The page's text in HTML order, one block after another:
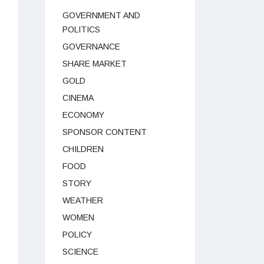
GOVERNMENT AND
POLITICS
GOVERNANCE
SHARE MARKET
GOLD
CINEMA
ECONOMY
SPONSOR CONTENT
CHILDREN
FOOD
STORY
WEATHER
WOMEN
POLICY
SCIENCE